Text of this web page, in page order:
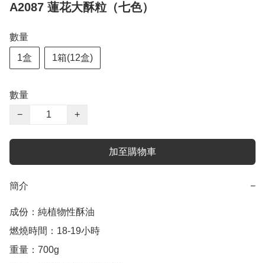
A2087 蓮花大酥粒（七色）
數量
1盒 1箱(12盒)
數量
−
+
加至購物車
簡介 −
成份：純植物性酥油
燃燒時間：18-19小時
重量：700g